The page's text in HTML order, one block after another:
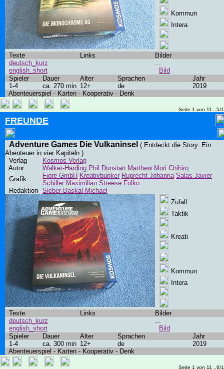
Kommun
Intera
Texte Links
Bilder
deutsch_kurz
english_short
...
Bild
Spieler
Dauer Alter Sprachen
Jahr
1-4
ca. 270 min 12+ de
2019
Abenteuerspiel - Karten - Kooperativ - Denk
Seite 1 von 11 ..5/
FREUNDE
Adventure Games Die Vulkaninsel ( Entdeckt die Story. Ein
Abenteuer in vier Kapiteln )
Verlag
Kosmos Verlag
Autor
Walker-Harding Phil Dunstan Matthew Mori Chihiro
Grafik
Fiore GmbH Kreativbunker Ruprecht Johanna Salas Javier
Schiller Maximilian Streese Folko
Redaktion Sieber-Baskal Michael
Zufall
Taktik
Kreati
Kommun
Intera
Texte Links
Bilder
deutsch_kurz
english_short
...
Bild
Spieler
Dauer Alter Sprachen
Jahr
1-4
ca. 300 min 12+ de
2019
Abenteuerspiel - Karten - Kooperativ - Denk
Seite 1 von 11 ..6/